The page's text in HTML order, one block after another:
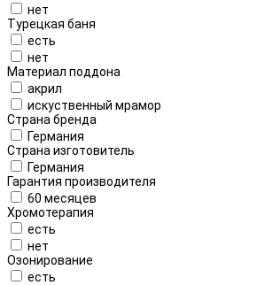
нет
Турецкая баня
есть
нет
Материал поддона
акрил
искуственный мрамор
Страна бренда
Германия
Страна изготовитель
Германия
Гарантия производителя
60 месяцев
Хромотерапия
есть
нет
Озонирование
есть